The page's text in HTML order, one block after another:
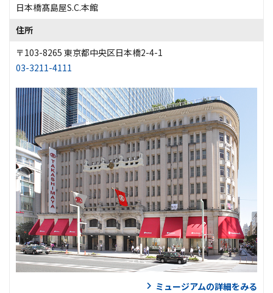
日本橋髙島屋S.C.本館
住所
〒103-8265 東京都中央区日本橋2-4-1
03-3211-4111
ミュージアムの詳細をみる